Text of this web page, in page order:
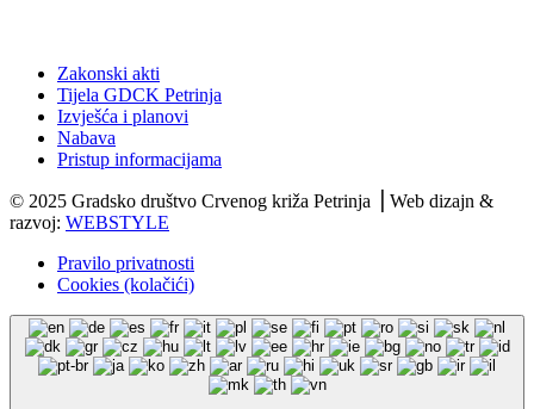
Zakonski akti
Tijela GDCK Petrinja
Izvješća i planovi
Nabava
Pristup informacijama
© 2025 Gradsko društvo Crvenog križa Petrinja ⎟ Web dizajn &
razvoj: WEBSTYLE
Pravilo privatnosti
Cookies (kolačići)